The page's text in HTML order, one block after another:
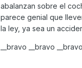
abalanzan sobre el
parece genial que
la ley, ya sea un
__bravo __bravo __bravo